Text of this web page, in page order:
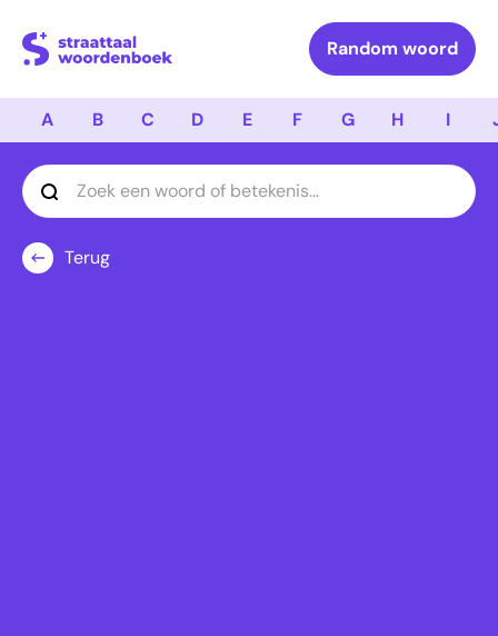
Logo Straattaal Woordenboek
Random woord
A B C D E F G H I
Terug